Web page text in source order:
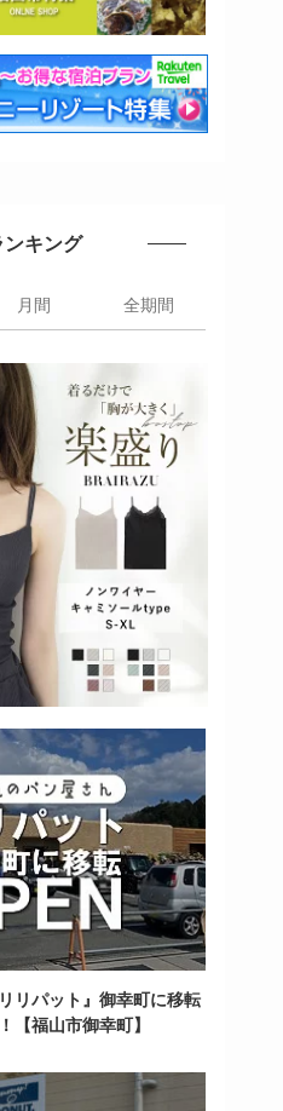
ンキング
月間 全期間
リパット』御幸町に移転
【福山市御幸町】